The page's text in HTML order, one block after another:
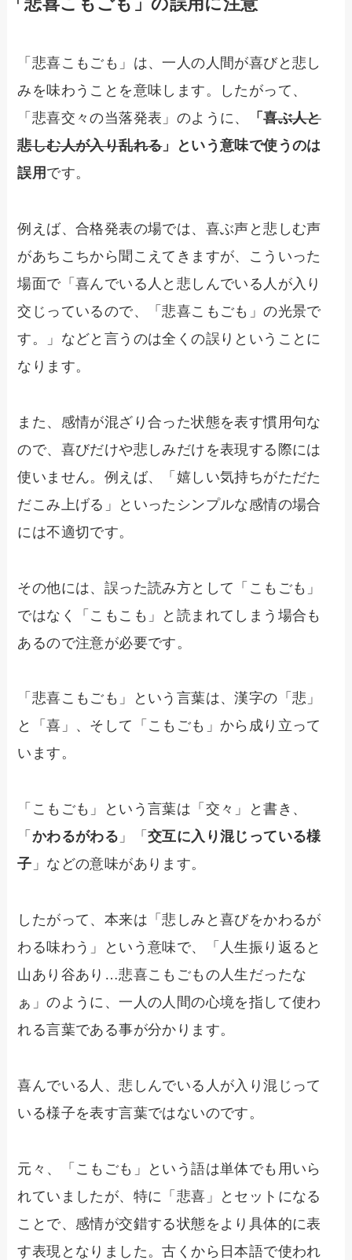
「悲喜こもごも」の誤用に注意
「悲喜こもごも」は、一人の人間が喜びと悲し
みを味わうことを意味します。したがって、
「悲喜交々の当落発表」のように、
「喜ぶ人と
悲しむ人が入り乱れる」という意味で使うのは
誤用 です。
例えば、合格発表の場では、喜ぶ声と悲しむ声
があちこちから聞こえてきますが、こういった
場面で「喜んでいる人と悲しんでいる人が入り
交じっているので、「悲喜こもごも」の光景で
す。」などと言うのは全くの誤りということに
なります。
また、感情が混ざり合った状態を表す慣用句な
ので、喜びだけや悲しみだけを表現する際には
使いません。例えば、「嬉しい気持ちがただた
だこみ上げる」といったシンプルな感情の場合
には不適切です。
その他には、誤った読み方として「こもごも」
ではなく「こもこも」と読まれてしまう場合も
あるので注意が必要です。
「悲喜こもごも」という言葉は、漢字の「悲」
と「喜」、そして「こもごも」から成り立って
います。
「こもごも」という言葉は「交々」と書き、
「 かわるがわる 」「交互に入り混じっている様
子 」などの意味があります。
したがって、本来は「悲しみと喜びをかわるが
わる味わう」という意味で、「人生振り返ると
山あり谷あり…悲喜こもごもの人生だったな
ぁ」のように、一人の人間の心境を指して使わ
れる言葉である事が分かります。
喜んでいる人、悲しんでいる人が入り混じって
いる様子を表す言葉ではないのです。
元々、「こもごも」という語は単体でも用いら
れていましたが、特に「悲喜」とセットになる
ことで、感情が交錯する状態をより具体的に表
す表現となりました。古くから日本語で使われ